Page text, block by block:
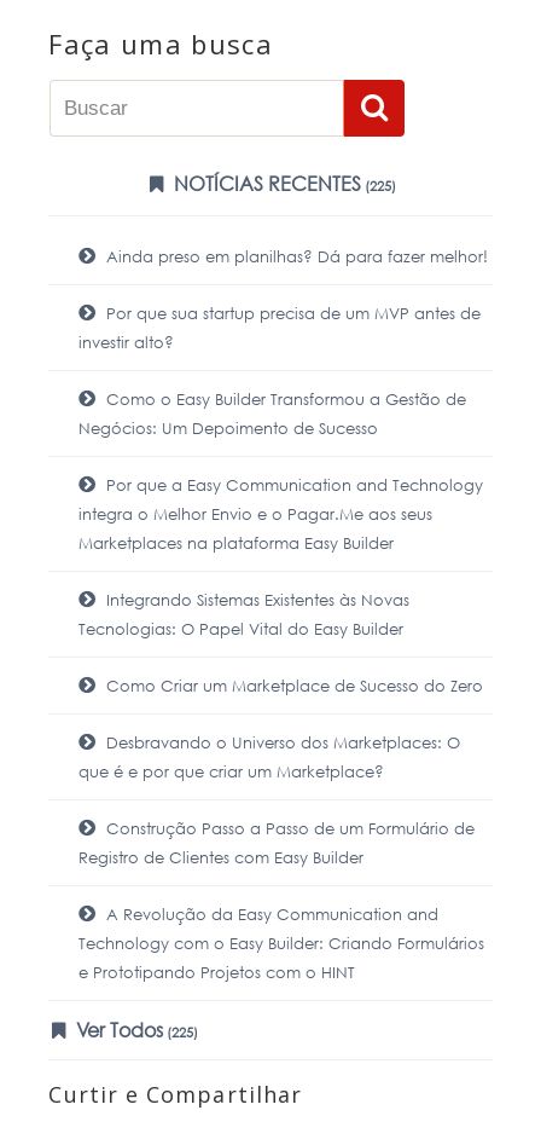
Faça uma busca
NOTÍCIAS RECENTES(225)
Ainda preso em planilhas? Dá para fazer melhor!
Por que sua startup precisa de um MVP antes de
investir alto?
Como o Easy Builder Transformou a Gestão de
Negócios: Um Depoimento de Sucesso
Por que a Easy Communication and Technology
integra o Melhor Envio e o Pagar.Me aos seus
Marketplaces na plataforma Easy Builder
Integrando Sistemas Existentes às Novas
Tecnologias: O Papel Vital do Easy Builder
Como Criar um Marketplace de Sucesso do Zero
Desbravando o Universo dos Marketplaces: O
que é e por que criar um Marketplace?
Construção Passo a Passo de um Formulário de
Registro de Clientes com Easy Builder
A Revolução da Easy Communication and
Technology com o Easy Builder: Criando Formulários
e Prototipando Projetos com o HINT
Ver Todos (225)
Curtir e Compartilhar